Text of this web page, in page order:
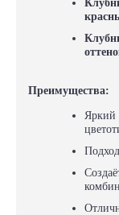
Преимущества:
Яркий